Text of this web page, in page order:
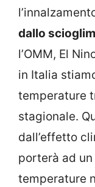
dallo
l’OMM, El
in Italia
temperature
stagionale.
dall’effetto
porterà ad
temperature